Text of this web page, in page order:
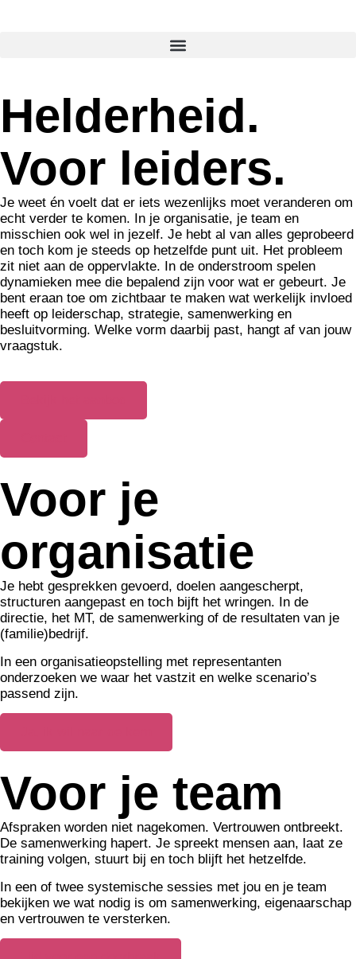
Helderheid.
Voor leiders.
Je weet én voelt dat er iets wezenlijks moet veranderen om
echt verder te komen. In je organisatie, je team en
misschien ook wel in jezelf. Je hebt al van alles geprobeerd
en toch kom je steeds op hetzelfde punt uit. Het probleem
zit niet aan de oppervlakte. In de onderstroom spelen
dynamieken mee die bepalend zijn voor wat er gebeurt. Je
bent eraan toe om zichtbaar te maken wat werkelijk invloed
heeft op leiderschap, strategie, samenwerking en
besluitvorming. Welke vorm daarbij past, hangt af van jouw
vraagstuk.
Voor je
organisatie
Je hebt gesprekken gevoerd, doelen aangescherpt,
structuren aangepast en toch bijft het wringen. In de
directie, het MT, de samenwerking of de resultaten van je
(familie)bedrijf.
In een organisatieopstelling met representanten
onderzoeken we waar het vastzit en welke scenario’s
passend zijn.
Voor je team
Afspraken worden niet nagekomen. Vertrouwen ontbreekt.
De samenwerking hapert. Je spreekt mensen aan, laat ze
training volgen, stuurt bij en toch blijft het hetzelfde.
In een of twee systemische sessies met jou en je team
bekijken we wat nodig is om samenwerking, eigenaarschap
en vertrouwen te versterken.